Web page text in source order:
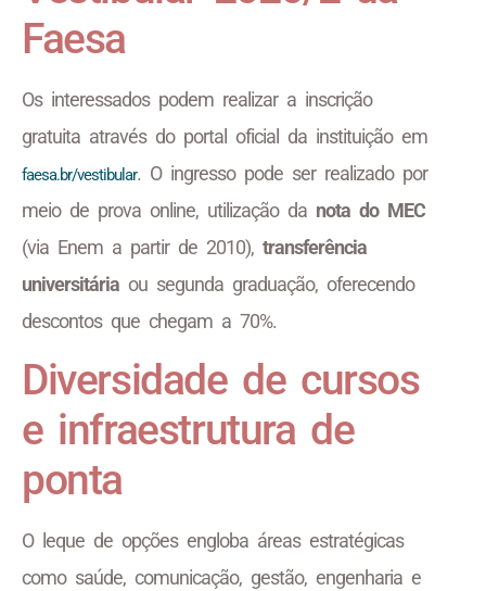
Faesa
Os interessados podem realizar a inscrição
gratuita através do portal oficial da instituição em
faesa.br/vestibular. O ingresso pode ser realizado por
meio de prova online, utilização da nota do MEC
(via Enem a partir de 2010), transferência
universitária ou segunda graduação, oferecendo
descontos que chegam a 70%.
Diversidade de cursos
e infraestrutura de
ponta
O leque de opções engloba áreas estratégicas
como saúde, comunicação, gestão, engenharia e